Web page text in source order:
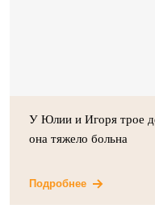
У Юлии и Игоря трое
она тяжело больна
Подробнее